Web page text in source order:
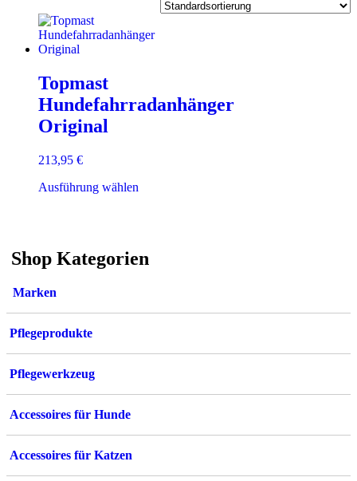
Topmast
Hundefahrradanhänger
Original
213,95 €
Ausführung wählen
auf.
auf
gewählt
Shop Kategorien
Marken
Pflegeprodukte
Pflegewerkzeug
Accessoires für Hunde
Accessoires für Katzen